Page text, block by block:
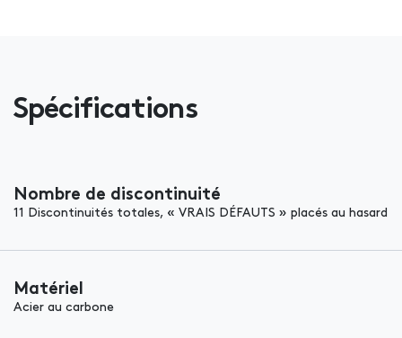
Spécifications
Nombre de discontinuité
11 Discontinuités totales, « VRAIS DÉFAUTS » placés au hasard
Matériel
Acier au carbone